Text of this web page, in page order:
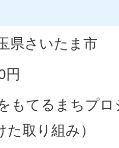
県さいたま市
円
もてるまちプ
取り組み）